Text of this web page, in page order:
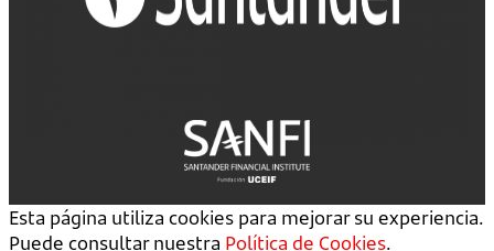
Esta página utiliza cookies para mejorar su experiencia.
Puede consultar nuestra Política de Cookies.